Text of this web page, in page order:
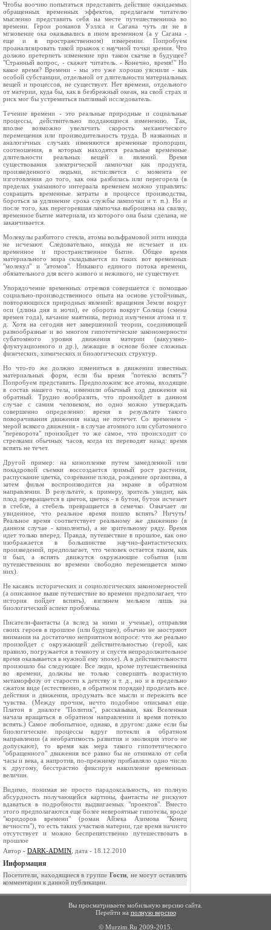
Чтобы воочию попытаться представить действие ожидаемых
обращенных временных эффектов, предлагаем читателю
мысленно представить себя на месте путешественника во
времени. Герои романов Уэллса и Сагана чуть ли не в
мгновение ока оказывались в ином временном (а у Сагана -
еще и в пространственном) измерении. Попробуем
проанализировать такой прыжок с научной точки зрения. Что
должно претерпеть изменение при таком скачке в будущее?
"Странный вопрос, - скажет читатель. - Конечно, время!" Но
какое время? Времени - мы это уже хорошо уяснили - как
особой субстанции, отдельной от длительности материальных
вещей и процессов, не существует. Нет времени, отдельного
от материи, куда бы, как в безбрежный океан, на свой страх и
риск мог бы устремиться пытливый исследователь.
Течение времени - это реальные природные и социальные
процессы, действительно поддающиеся изменению. Так,
вполне возможно увеличить скорость механического
перемещения или производительность труда. В названных и
аналогичных случаях изменяются временные пропорции,
соотношения, в которых находятся реальные временные
длительности реальных вещей и явлений. Время
существования электрической лампочки как продукта,
произведенного людьми, исчисляется с момента ее
изготовления до того, как она разбилась или перегорела (в
пределах указанного интервала временем можно управлять:
сокращать временные затраты в процессе производства,
бороться за удлинение срока службы лампочки и т. п.). Но и
после того, как перегоревшая лампочка выброшена на свалку,
временное бытие материала, из которого она была сделана, не
заканчивается.
Молекулы разбитого стекла, атомы вольфрамовой нити никуда
не исчезают. Следовательно, никуда не исчезает и их
временное и пространственное бытие. Общее время
материального мира складывается из таких вот временных
"молекул" и "атомов". Никакого единого потока времени,
обязательного для всего живого и неживого, не существует.
Упорядочение временных отрезков совершается с помощью
социально-производственного опыта на основе устойчивых,
повторяющихся природных явлений: вращения Земли вокруг
оси (длина дня и ночи), ее оборота вокруг Солнца (смена
времен года), качание маятника, период излучения атома и т.
д. Хотя на сегодня нет завершенной теории, соединяющей
разнообразные и во многом гипотетические закономерности
субатомного уровня движения материи (вакуумно-
флуктуационного и др.), лежащие в основе более сложных
физических, химических и биологических структур.
Но что-то же должно измениться в движении известных
материальных форм, если бы время "потекло вспять"?
Попробуем представить. Предположим: все атомы, входящие
в состав нашего тела, изменили обычный ход движения на
обратный. Трудно вообразить, что произойдет в данном
случае с самим человеком, но одно можно утверждать
совершенно определенно: время в результате такого
поворачивания движения назад не потечет. Со временем -
мерой всякого движения - в случае атомного или субатомного
"переворота" произойдет то же самое, что происходит со
стрелками обычных часов, когда их переводят назад: время
вспять не течет.
Другой пример: на кинопленке путем замедленной или
покадровой съемки воссоздается зримый рост растения,
распускание цветка, созревание плода, рождение организма, а
затем фильм воспроизводится на экране в обратном
направлении. В результате, к примеру, зритель увидит, как
плод превращается в цветок, цветок - в бутон, бутон исчезает
в стебле, а стебель превращается в семечко. Означает ли
увиденное, что реальное время пошло вспять? Ничуть!
Реальное время соответствует реальному же движению (в
данном случае - киноленты), а не зрительному ряду. Время
идет только вперед. Правда, путешествие в прошлое, как оно
изображается в большинстве научно-фантастических
произведений, предполагает, что человек остается таким, как
и был, а вспять движутся окружающие события (или
путешественник во времени свободно перемещается мимо
них).
Не касаясь исторических и социологических закономерностей
(а описанное выше путешествие во времени предполагает, что
история пойдет вспять), взглянем мельком лишь на
биологический аспект проблемы.
Писатели-фантасты (а вслед за ними и ученые), отправляя
своих героев в прошлое (или будущее), обычно не заостряют
внимания на достаточно неприятном вопросе: что же реально
произойдет с окружающей действительностью (герой, как
правило, погружается в темноту и спустя непродолжительное
время оказывается в нужной ему эпохе). А в действительности
произошло бы следующее. Все люди, кроме путешественника
во времени, должны не только совершить возрастную
метаморфозу от старости к детству и т. д., но и в предельно
сжатом виде (естественно, в обратном порядке) проделать все
действия и движения, продумать все мысли и пережить все
чувства. (Между прочим, нечто подобное описывал еще
Платон в диалоге "Политик", рассказывая, как Вселенная
начала вращаться в обратном направлении и время потекло
вспять.) Самое любопытное, однако, в другом: даже если бы
биологические процессы вдруг потекли в обратном
направлении (а необратимость развития и эволюция этого не
допускают), то время как мера такого гипотетического
"обращенного" движения все равно бы не отнимало от себя
часы и века, а напротив, по-прежнему прибавляло одно число
к другому, бесстрастно фиксируя накопление временных
величин.
Видимо, понимая не просто парадоксальность, но полную
абсурдность получающейся картины, фантасты не рискуют
вдаваться в подробности выдвигаемых "проектов". Вместо
этого предполагаются еще более невероятные гипотезы, вроде
"коридоров времени" (роман Айзека Азимова "Конец
вечности"), то есть таких участков материи, где время начисто
отсутствует и можно беспрепятственно путешествовать в
прошлое
Автор - DARK-ADMIN , дата - 18.12.2010
Информация
Посетители, находящиеся в группе Гости, не могут оставлять
комментарии к данной публикации.
Вы просматриваете мобильную версию сайта.
Перейти на полную версию
© Murzim.Ru 2009-2015.